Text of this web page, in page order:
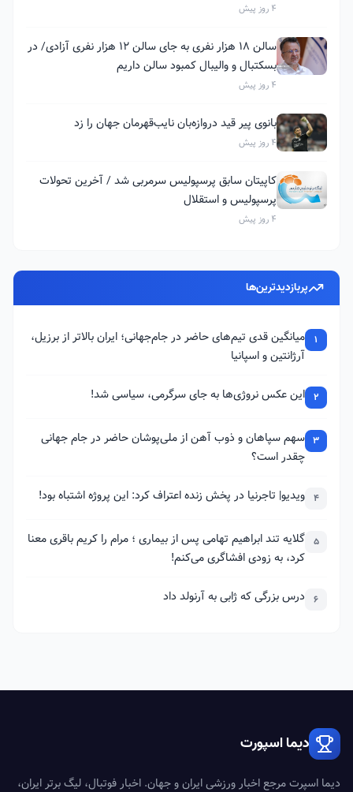
4 روز پیش
سالن ۱۸ هزار نفری به جای سالن ۱۲ هزار نفری آزادی/ در
بسکتبال و والیبال کمبود سالن داریم
4 روز پیش
بانوی پیر قید دروازه‌بان نایب‌قهرمان جهان را زد
4 روز پیش
کاپیتان سابق پرسپولیس سرمربی شد / آخرین تحولات
پرسپولیس و استقلال
4 روز پیش
پربازدیدترین‌ها
1
میانگین قدی تیم‌های حاضر در جام‌جهانی؛ ایران بالاتر از برزیل،
آرژانتین و اسپانیا
2 این عکس نروژی‌ها به جای سرگرمی، سیاسی شد!
3 سهم سپاهان و ذوب آهن از ملی‌پوشان حاضر در جام جهانی
چقدر است؟
4 ویدیو| تاجرنیا در پخش زنده اعتراف کرد: این پروژه اشتباه بود!
5 گلایه تند ابراهیم تهامی پس از بیماری ؛ مرام را کریم باقری معنا
کرد، به زودی افشاگری می‌کنم!
6 درس بزرگی که ژابی به آرنولد داد
دیما اسپورت
دیما اسپرت مرجع اخبار ورزشی ایران و جهان. اخبار فوتبال، لیگ برتر ایران،